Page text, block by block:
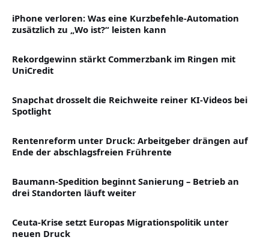
iPhone verloren: Was eine Kurzbefehle-Automation
zusätzlich zu „Wo ist?“ leisten kann
Rekordgewinn stärkt Commerzbank im Ringen mit
UniCredit
Snapchat drosselt die Reichweite reiner KI-Videos bei
Spotlight
Rentenreform unter Druck: Arbeitgeber drängen auf
Ende der abschlagsfreien Frührente
Baumann-Spedition beginnt Sanierung – Betrieb an
drei Standorten läuft weiter
Ceuta-Krise setzt Europas Migrationspolitik unter
neuen Druck